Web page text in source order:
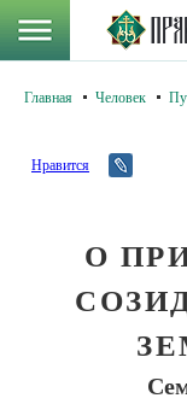
Главная Человек
Нравится
О